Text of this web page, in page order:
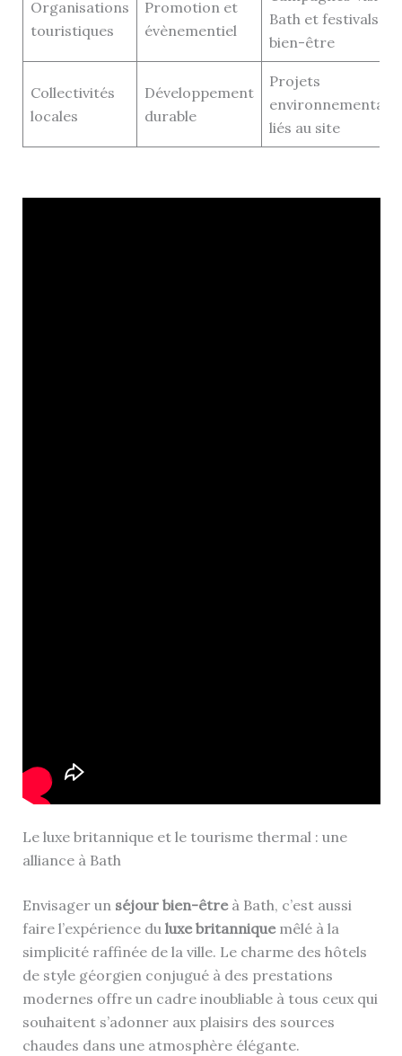
Organisations
touristiques
Promotion et
évènementiel
Bath et festivals
bien-être
Collectivités
locales
Développement
durable
Projets
environnementaux
liés au site
Le luxe britannique et le tourisme thermal : une
alliance à Bath
Envisager un séjour bien-êtreà Bath, c’est aussi
faire l’expérience du luxe britanniquemêlé à la
simplicité raffinée de la ville. Le charme des hôtels
de style géorgien conjugué à des prestations
modernes offre un cadre inoubliable à tous ceux qui
souhaitent s’adonner aux plaisirs des sources
chaudes dans une atmosphère élégante.